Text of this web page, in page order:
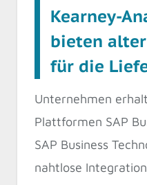
Kearney-
bieten
für die
Unternehmen
Plattformen SAP
SAP Business
nahtlose